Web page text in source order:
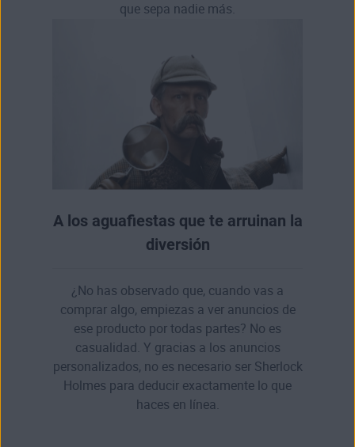
que sepa nadie más.
A los aguafiestas que te arruinan la
diversión
¿No has observado que, cuando vas a
comprar algo, empiezas a ver anuncios de
ese producto por todas partes? No es
casualidad. Y gracias a los anuncios
personalizados, no es necesario ser Sherlock
Holmes para deducir exactamente lo que
haces en línea.